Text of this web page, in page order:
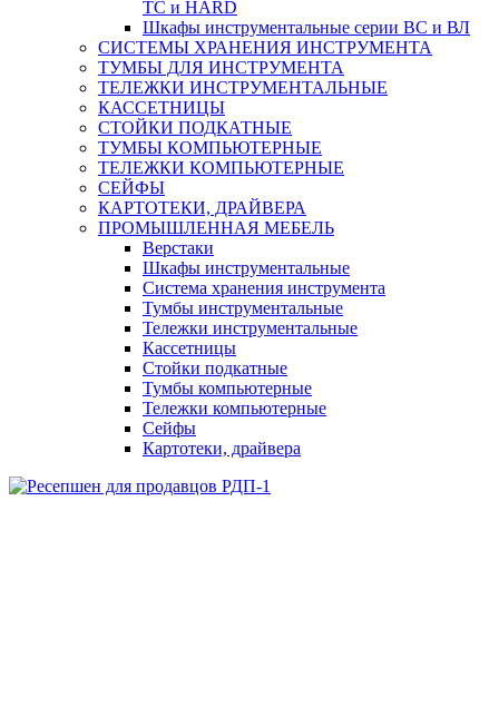
ТС и HARD
Шкафы инструментальные серии ВС и ВЛ
СИСТЕМЫ ХРАНЕНИЯ ИНСТРУМЕНТА
ТУМБЫ ДЛЯ ИНСТРУМЕНТА
ТЕЛЕЖКИ ИНСТРУМЕНТАЛЬНЫЕ
КАССЕТНИЦЫ
СТОЙКИ ПОДКАТНЫЕ
ТУМБЫ КОМПЬЮТЕРНЫЕ
ТЕЛЕЖКИ КОМПЬЮТЕРНЫЕ
СЕЙФЫ
КАРТОТЕКИ, ДРАЙВЕРА
ПРОМЫШЛЕННАЯ МЕБЕЛЬ
Верстаки
Шкафы инструментальные
Система хранения инструмента
Тумбы инструментальные
Тележки инструментальные
Кассетницы
Стойки подкатные
Тумбы компьютерные
Тележки компьютерные
Сейфы
Картотеки, драйвера